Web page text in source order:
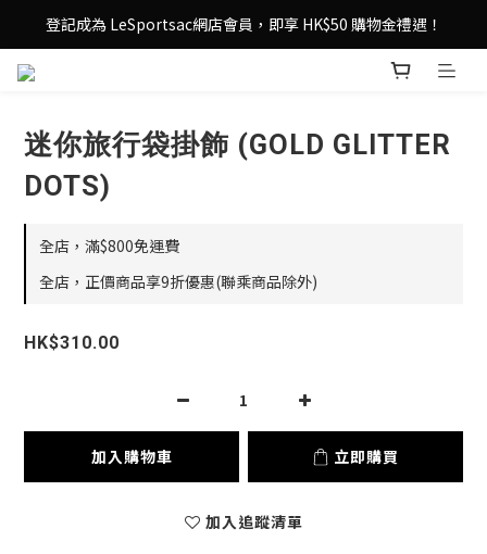
登記成為 LeSportsac網店會員，即享 HK$50 購物金禮遇！
登記成為 LeSportsac網店會員，即享 HK$50 購物金禮遇！
滿 $800尊享港澳免費送貨，購物從此更輕鬆自在！
迷你旅行袋掛飾 (GOLD GLITTER
DOTS)
全店，滿$800免運費
全店，正價商品享9折優惠(聯乘商品除外)
HK$310.00
加入購物車 立即購買
加入追蹤清單